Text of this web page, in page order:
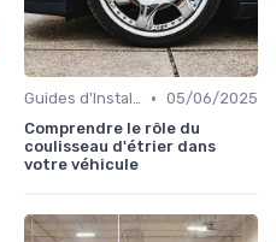
Guides d'Installation et de Réparation • 05/06/2025
Comprendre le rôle du
coulisseau d'étrier dans
votre véhicule